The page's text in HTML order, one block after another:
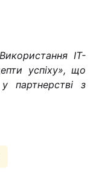
ІТ-
успіху», що
партнерстві з